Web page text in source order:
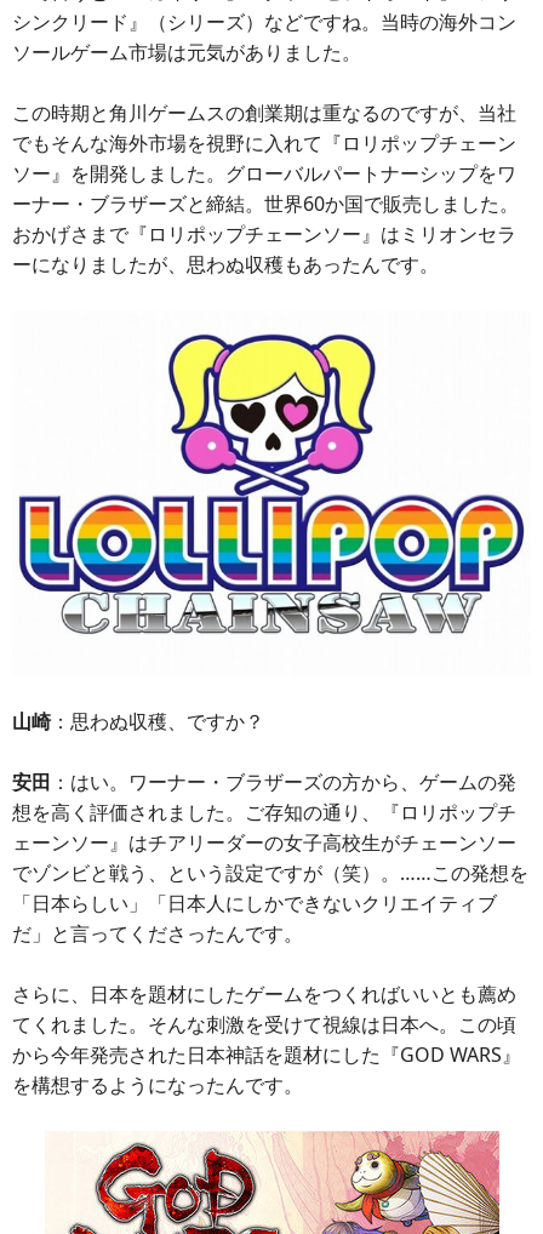
シンクリード』（シリーズ）などですね。当時の海外コン
ソールゲーム市場は元気がありました。
この時期と角川ゲームスの創業期は重なるのですが、当社
でもそんな海外市場を視野に入れて『ロリポップチェーン
ソー』を開発しました。グローバルパートナーシップをワ
ーナー・ブラザーズと締結。世界60か国で販売しました。
おかげさまで『ロリポップチェーンソー』はミリオンセラ
ーになりましたが、思わぬ収穫もあったんです。
山崎：思わぬ収穫、ですか？
安田 ：はい。ワーナー・ブラザーズの方から、ゲームの発
想を高く評価されました。ご存知の通り、『ロリポップチ
ェーンソー』はチアリーダーの女子高校生がチェーンソー
でゾンビと戦う、という設定ですが（笑）。……この発想を
「日本らしい」「日本人にしかできないクリエイティブ
だ」と言ってくださったんです。
さらに、日本を題材にしたゲームをつくればいいとも薦め
てくれました。そんな刺激を受けて視線は日本へ。この頃
から今年発売された日本神話を題材にした『GOD WARS』
を構想するようになったんです。